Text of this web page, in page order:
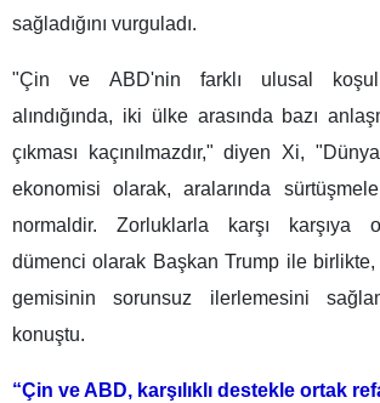
sağladığını vurguladı.
"Çin ve ABD'nin farklı ulusal
alındığında, iki ülke arasında bazı
çıkması kaçınılmazdır," diyen Xi,
ekonomisi olarak, aralarında
normaldir. Zorluklarla karşı karşıya
dümenci olarak Başkan Trump ile
gemisinin sorunsuz ilerlemesini
konuştu.
“Çin ve ABD, karşılıklı destekle ortak